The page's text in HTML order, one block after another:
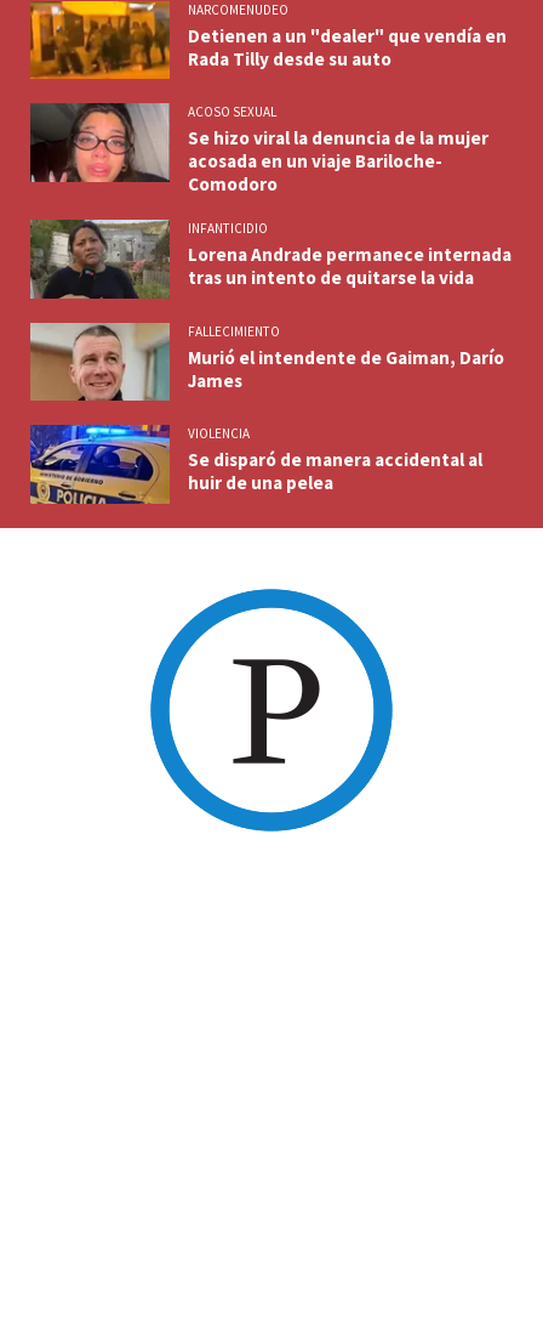
NARCOMENUDEO
Detienen a un "dealer" que vendía en
Rada Tilly desde su auto
ACOSO SEXUAL
Se hizo viral la denuncia de la mujer
acosada en un viaje Bariloche-
Comodoro
INFANTICIDIO
Lorena Andrade permanece internada
tras un intento de quitarse la vida
FALLECIMIENTO
Murió el intendente de Gaiman, Darío
James
VIOLENCIA
Se disparó de manera accidental al
huir de una pelea